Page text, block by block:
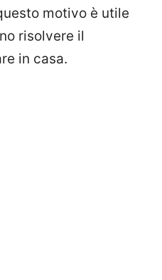
motivo è utile
risolvere il
in casa.